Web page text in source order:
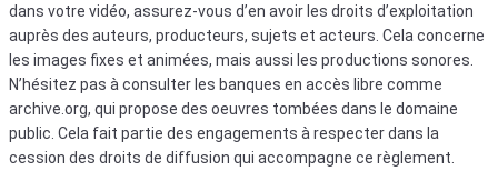
dans votre vidéo, assurez-vous d’en avoir les droits d’exploitation
auprès des auteurs, producteurs, sujets et acteurs. Cela concerne
les images fixes et animées, mais aussi les productions sonores.
N’hésitez pas à consulter les banques en accès libre comme
archive.org, qui propose des oeuvres tombées dans le domaine
public. Cela fait partie des engagements à respecter dans la
cession des droits de diffusion qui accompagne ce règlement.